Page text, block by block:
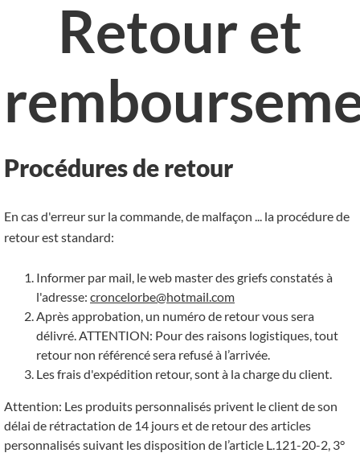
Retour et
Procédures de retour
En cas d'erreur sur la commande, de malfaçon ... la procédure de
retour est standard:
Informer par mail, le web master des griefs constatés à
l'adresse: croncelorbe@hotmail.com
Après approbation, un numéro de retour vous sera
délivré. ATTENTION: Pour des raisons logistiques, tout
retour non référencé sera refusé à l’arrivée.
Les frais d'expédition retour, sont à la charge du client.
Attention: Les produits personnalisés privent le client de son
délai de rétractation de 14 jours et de retour des articles
personnalisés suivant les disposition de l’article L.121-20-2, 3°